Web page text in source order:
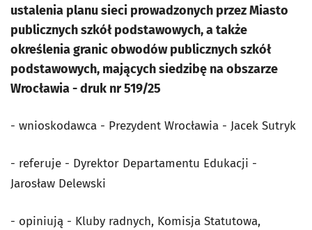
ustalenia planu sieci prowadzonych przez Miasto
publicznych szkół podstawowych, a także
określenia granic obwodów publicznych szkół
podstawowych, mających siedzibę na obszarze
Wrocławia - druk nr 519/25
- wnioskodawca - Prezydent Wrocławia - Jacek Sutryk
- referuje - Dyrektor Departamentu Edukacji -
Jarosław Delewski
- opiniują - Kluby radnych, Komisja Statutowa,